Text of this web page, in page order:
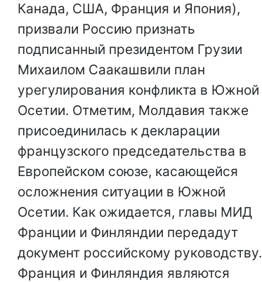
Канада, США, Франция и Япония),
призвали Россию признать
подписанный президентом Грузии
Михаилом Саакашвили план
урегулирования конфликта в Южной
Осетии. Отметим, Молдавия также
присоединилась к декларации
французского председательства в
Европейском союзе, касающейся
осложнения ситуации в Южной
Осетии. Как ожидается, главы МИД
Франции и Финляндии передадут
документ российскому руководству.
Франция и Финляндия являются